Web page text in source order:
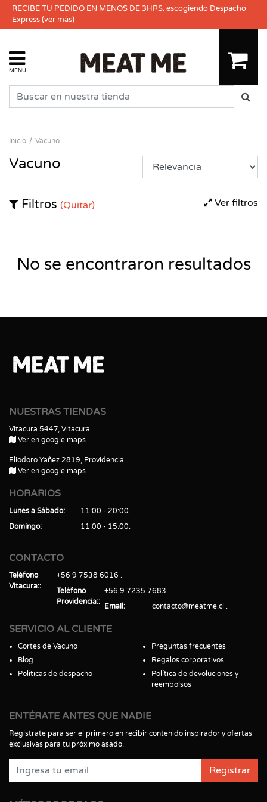
RECIBE TU PEDIDO EN MENOS DE 3HRS. escogiendo Despacho
Express(ver más)
MENU
Inicio Vacuno
Vacuno
Ver filtros
Filtros (Quitar)
No se encontraron resultados
NUESTRAS TIENDAS
Vitacura 5447, Vitacura
Ver en google maps
Eliodoro Yañez 2819, Providencia
Ver en google maps
HORARIOS
Lunes a Sábado
11:00 - 20:00
Domingo
11:00 - 15:00
CONTACTO
Teléfono
Vitacura:
+56 9 7538 6016
Teléfono
Providencia:
+56 9 7235 7683
Email
contacto@meatme.cl
SERVICIO AL CLIENTE
Cortes de Vacuno
Blog
Políticas de despacho
Preguntas frecuentes
Regalos corporativos
Política de devoluciones y
reembolsos
ENTÉRATE ANTES QUE NADIE
Regístrate para ser el primero en recibir contenido inspirador y ofertas
exclusivas para tu próximo asado.
Registrar